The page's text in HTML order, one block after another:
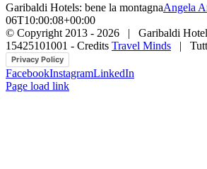
Garibaldi Hotels: bene la montagnaAngela
06T10:00:08+00:00
© Copyright 2013 - 2026 | Garibaldi
15425101001 - Credits Travel Minds |
Privacy Policy
FacebookInstagramLinkedIn
Page load link